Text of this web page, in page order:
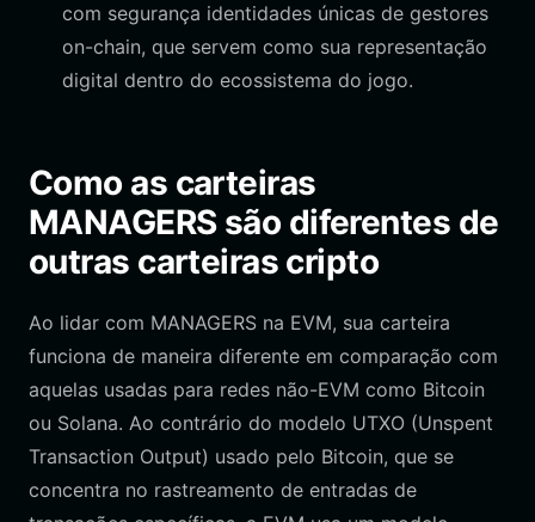
com segurança identidades únicas de gestores
on-chain, que servem como sua representação
digital dentro do ecossistema do jogo.
Como as carteiras
MANAGERS são diferentes de
outras carteiras cripto
Ao lidar com MANAGERS na EVM, sua carteira
funciona de maneira diferente em comparação com
aquelas usadas para redes não-EVM como Bitcoin
ou Solana. Ao contrário do modelo UTXO (Unspent
Transaction Output) usado pelo Bitcoin, que se
concentra no rastreamento de entradas de